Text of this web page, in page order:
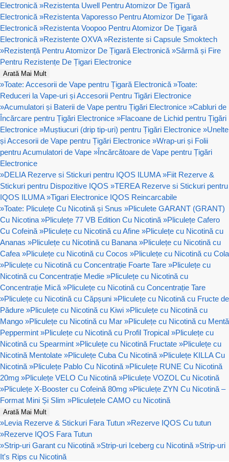
Electronică »Rezistenta Uwell Pentru Atomizor De Țigară
Electronică »Rezistenta Vaporesso Pentru Atomizor De Țigară
Electronică »Rezistenta Voopoo Pentru Atomizor De Țigară
Electronică »Rezistente OXVA »Rezistente si Capsule Smoktech
»Rezistență Pentru Atomizor De Țigară Electronică »Sârmă și Fire
Pentru Rezistențe De Țigari Electronice
Arată Mai Mult
»Toate: Accesorii de Vape pentru Țigară Electronică »Toate:
Reduceri la Vape-uri și Accesorii Pentru Tigări Electronice
»Acumulatori și Baterii de Vape pentru Țigări Electronice »Cabluri de
Încărcare pentru Țigări Electronice »Flacoane de Lichid pentru Țigări
Electronice »Muștiucuri (drip tip-uri) pentru Țigări Electronice »Unelte
și Accesorii de Vape pentru Țigări Electronice »Wrap-uri și Folii
pentru Acumulatori de Vape »Încărcătoare de Vape pentru Țigări
Electronice
»DELIA Rezerve si Stickuri pentru IQOS ILUMA »Fiit Rezerve &
Stickuri pentru Dispozitive IQOS »TEREA Rezerve si Stickuri pentru
IQOS ILUMA »Tigari Electronice IQOS Reincarcabile
»Toate: Pliculețe Cu Nicotină și Snus »Pliculete GARANT (GRANT)
Cu Nicotina »Pliculețe 77 VB Edition Cu Nicotină »Pliculețe Cafero
Cu Cofeină »Pliculețe cu Nicotină cu Afine »Pliculețe cu Nicotină cu
Ananas »Pliculețe cu Nicotină cu Banana »Pliculețe cu Nicotină cu
Cafea »Pliculețe cu Nicotină cu Cocos »Pliculețe cu Nicotină cu Cola
»Pliculețe cu Nicotină cu Concentrație Foarte Tare »Pliculețe cu
Nicotină cu Concentrație Medie »Pliculețe cu Nicotină cu
Concentrație Mică »Pliculețe cu Nicotină cu Concentrație Tare
»Pliculețe cu Nicotină cu Căpșuni »Pliculețe cu Nicotină cu Fructe de
Pădure »Pliculețe cu Nicotină cu Kiwi »Pliculețe cu Nicotină cu
Mango »Pliculețe cu Nicotină cu Mar »Pliculețe cu Nicotină cu Mentă
Peppermint »Pliculețe cu Nicotină cu Profil Tropical »Pliculețe cu
Nicotină cu Spearmint »Pliculețe cu Nicotină Fructate »Pliculețe cu
Nicotină Mentolate »Pliculețe Cuba Cu Nicotină »Pliculețe KILLA Cu
Nicotină »Pliculețe Pablo Cu Nicotină »Pliculețe RUNE Cu Nicotină
20mg »Pliculețe VELO Cu Nicotină »Pliculețe VOZOL Cu Nicotină
»Pliculețe X-Booster cu Cofeină 80mg »Pliculețe ZYN Cu Nicotină –
Format Mini Și Slim »Pliculețele CAMO cu Nicotină
Arată Mai Mult
»Levia Rezerve & Stickuri Fara Tutun »Rezerve IQOS Cu tutun
»Rezerve IQOS Fara Tutun
»Strip-uri Garant cu Nicotină »Strip-uri Iceberg cu Nicotină »Strip-uri
It's Rips cu Nicotină